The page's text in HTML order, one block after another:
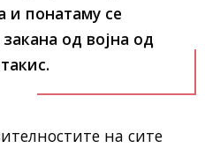
и понатаму се
од војна од
на сите